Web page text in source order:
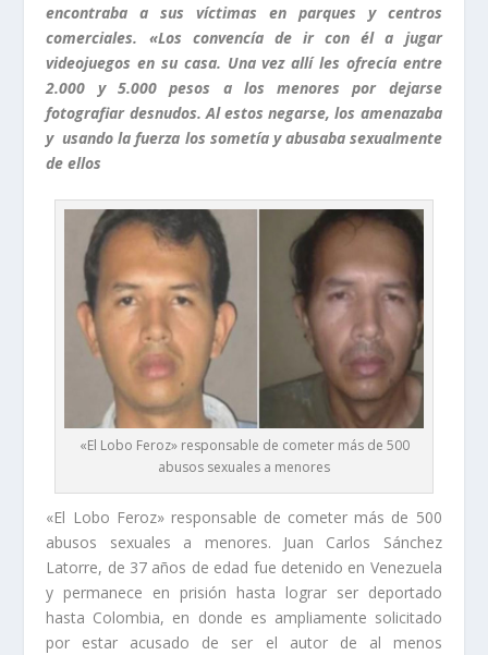
encontraba a sus víctimas en parques y centros
comerciales. «Los convencía de ir con él a jugar
videojuegos en su casa. Una vez allí les ofrecía entre
2.000 y 5.000 pesos a los menores por dejarse
fotografiar desnudos. Al estos negarse, los amenazaba
y usando la fuerza los sometía y abusaba sexualmente
de ellos
«El Lobo Feroz» responsable de cometer más de 500
abusos sexuales a menores
«El Lobo Feroz» responsable de cometer más de 500
abusos sexuales a menores. Juan Carlos Sánchez
Latorre, de 37 años de edad fue detenido en Venezuela
y permanece en prisión hasta lograr ser deportado
hasta Colombia, en donde es ampliamente solicitado
por estar acusado de ser el autor de al menos